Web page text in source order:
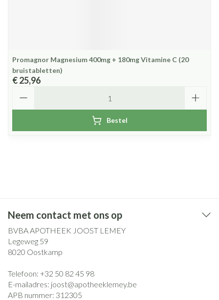
Promagnor Magnesium 400mg + 180mg Vitamine C (20
bruistabletten)
€ 25,96
Bestel
Neem contact met ons op
BVBA APOTHEEK JOOST LEMEY
Legeweg 59
8020 Oostkamp
Telefoon: +32 50 82 45 98
E-mailadres: joost@apotheeklemey.be
APB nummer: 312305